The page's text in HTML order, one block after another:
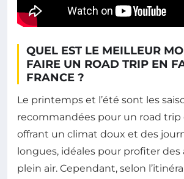
QUEL EST LE MEILLEUR
FAIRE UN ROAD TRIP EN
FRANCE ?
Le printemps et l’été sont les
recommandées pour un road trip
offrant un climat doux et des
longues, idéales pour profiter des
plein air. Cependant, selon